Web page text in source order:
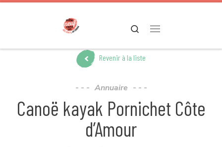
Search
Revenir à la liste
Annuaire
Canoë kayak Pornichet Côte
d’Amour